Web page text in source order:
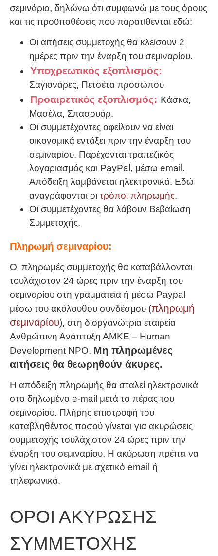
σεμινάριο, δηλώνω ότι συμφωνώ με τους όρους
και τις προϋποθέσεις που παρατίθενται εδώ:
Οι αιτήσεις συμμετοχής θα κλείσουν 2
ημέρες πριν την έναρξη του σεμιναρίου.
Υποχρεωτικός εξοπλισμός:
Σαγιονάρες, Πετσέτα προσώπου
Προαιρετικός εξοπλισμός: Κάσκα,
Μασέλα, Σπασουάρ.
Οι συμμετέχοντες οφείλουν να είναι
οικονομικά εντάξει πριν την έναρξη του
σεμιναρίου. Παρέχονται τραπεζικός
λογαριασμός και PayPal, μέσω email.
Απόδειξη λαμβάνεται ηλεκτρονικά. Εδώ
αναγράφονται οι τρόποι πληρωμής.
Οι συμμετέχοντες θα λάβουν Βεβαίωση
Συμμετοχής.
Πληρωμή σεμιναρίου:
Οι πληρωμές συμμετοχής θα καταβάλλονται
τουλάχιστον 24 ώρες πριν την έναρξη του
σεμιναρίου στη γραμματεία ή μέσω Paypal
μέσω του ακόλουθου συνδέσμου (πληρωμή
σεμιναρίου), στη διοργανώτρια εταιρεία
Ανθρώπινη Ανάπτυξη ΑΜΚΕ – Human
Development NPO. Μη πληρωμένες
αιτήσεις θα θεωρηθούν άκυρες.
Η απόδειξη πληρωμής θα σταλεί ηλεκτρονικά
στο δηλωμένο e-mail μετά το πέρας του
σεμιναρίου. Πλήρης επιστροφή του
καταβληθέντος ποσού γίνεται για ακυρώσεις
συμμετοχής τουλάχιστον 24 ώρες πριν την
έναρξη του σεμιναρίου. Η ακύρωση πρέπει να
γίνει ηλεκτρονικά με σχετικό email ή
τηλεφωνικά.
ΟΡΟΙ ΑΚΥΡΩΣΗΣ
ΣΥΜΜΕΤΟΧΗΣ